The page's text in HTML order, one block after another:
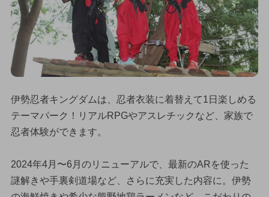
伊勢忍者キングダムは、忍者衣装に着替えて1日楽しめる
テーマパーク！リアルRPGやアスレチックなど、家族で
忍者体験ができます。
2024年4月〜6月のリニューアルで、最新のARを使った
謎解きや手裏剣道場など、さらに充実した内容に。伊勢